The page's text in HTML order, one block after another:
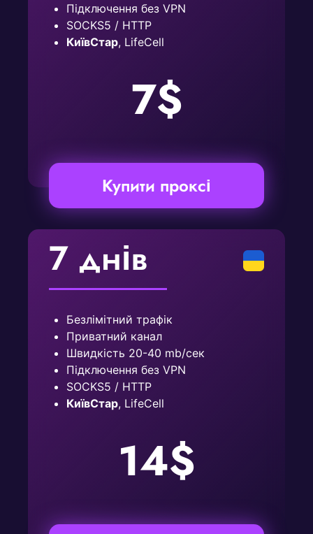
Підключення без VPN
SOCKS5 / HTTP
КиївСтар, LifeCell
7$
Купити проксі
7 днів
Безлімітний трафік
Приватний канал
Швидкість 20-40 mb/сек
Підключення без VPN
SOCKS5 / HTTP
КиївСтар, LifeCell
14$